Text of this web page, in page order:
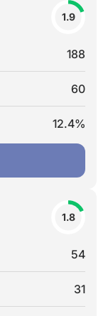
1.9
188
60
12.4%
1.8
54
31